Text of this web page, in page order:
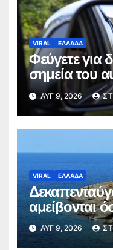
VIRAL ΕΛΛΑΔΑ
Φεύγετε για
σημεία του
πρέπει να
ταξίδι
ΑΥΓ 9, 2026
VIRAL ΕΛΛΑΔΑ
αμείβονται
ΑΥΓ 9, 2026